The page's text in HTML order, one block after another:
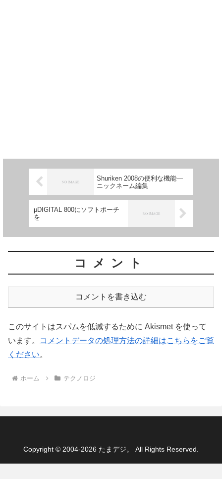
Shuriken 2008の便利な機能―
ニックネーム編集
μDIGITAL 800にソフトポーチ
を
コメント
コメントを書き込む
このサイトはスパムを低減するために Akismet を使って
います。
コメントデータの処理方法の詳細はこちらをご覧
ください。
ホーム テクノロジ
Copyright © 2004-2026 たまデジ。 All Rights Reserved.